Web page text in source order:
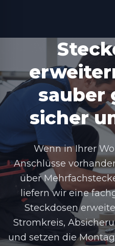
sauber
sicher
Wenn in Ihrer
Anschlüsse
über
liefern wir eine
Steckdosen
Stromkreis,
und setzen die